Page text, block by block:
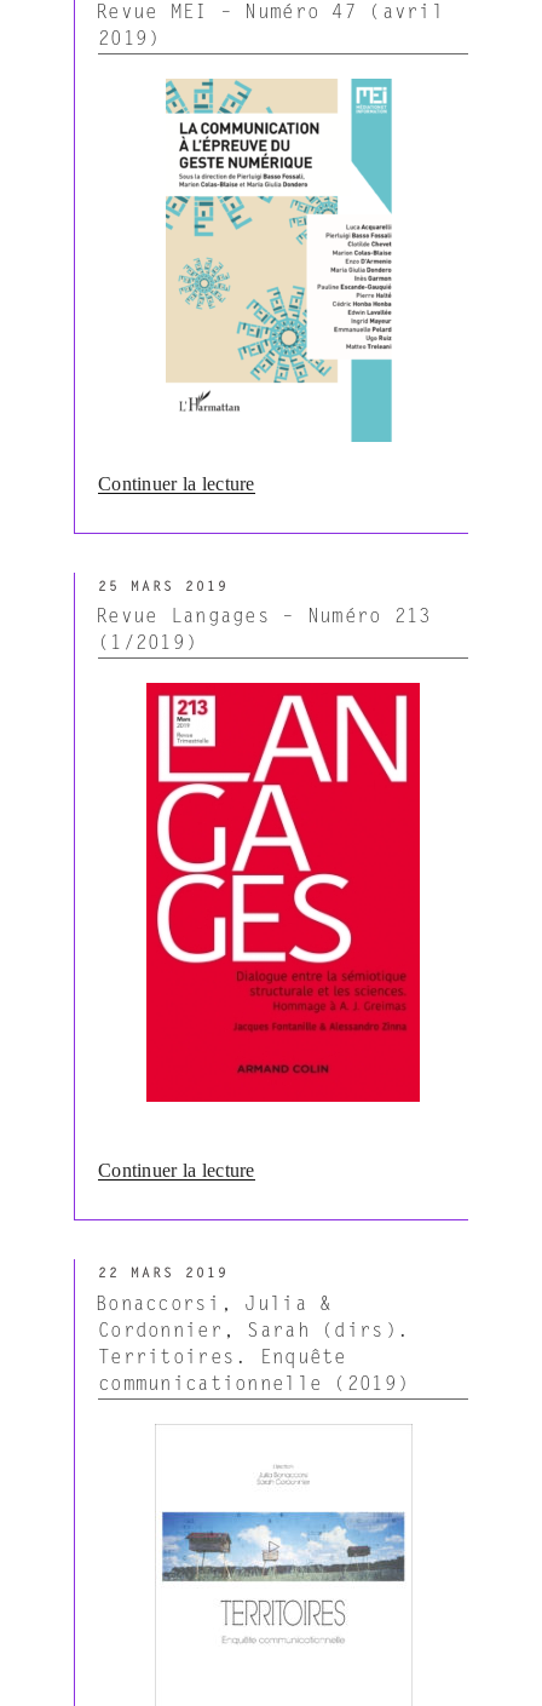
LE
Revue MEI – Numéro 47 (avril
2019)
Continuer la lecturede
MEI
47
PUBLIÉ
LE
25 MARS 2019
Revue Langages – Numéro 213
(1/2019)
Continuer la lecturede
Langages
213
(1/2019) »
PUBLIÉ
LE
22 MARS 2019
Bonaccorsi, Julia &
Cordonnier, Sarah (dirs).
Territoires. Enquête
communicationnelle (2019)